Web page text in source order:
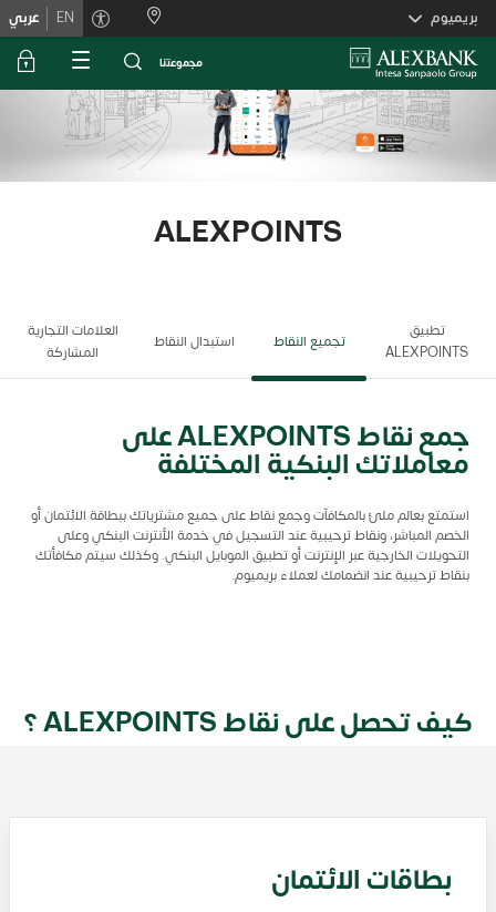
Skiplinks
بريميوم EN عربي
ﻣﺟﻣوﻋﺗﻧﺎ
ALEXPOINTS
تطبيق
ALEXPOINTS
تجميع النقاط استبدال النقاط
العلامات التجارية
المشاركة
جمع نقاط ALEXPOINTS على
معاملاتك البنكية المختلفة
استمتع بعالم ملئ بالمكافآت وجمع نقاط على جميع مشترياتك ببطاقة الائتمان أو
الخصم المباشر، ونقاط ترحيبية عند التسجيل في خدمة الأنترنت البنكي وعلى
التحويلات الخارجية عبر الإنترنت أو تطبيق الموبايل البنكي. وكذلك سيتم مكافأتك
بنقاط ترحيبية عند انضمامك لعملاء بريميوم.
كيف تحصل على نقاط ALEXPOINTS ؟
بطاقات الائتمان